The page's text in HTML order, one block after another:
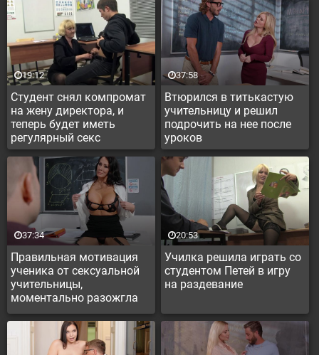
Студент снял компромат
на жену директора, и
теперь будет иметь
регулярный секс
19:12
Втюрился в титькастую
учительницу и решил
подрочить на нее после
уроков
37:58
Правильная мотивация
ученика от сексуальной
учительницы,
моментально разожгла
желание учиться у парня
37:34
Училка решила играть со
студентом Петей в игру
на раздевание
20:53